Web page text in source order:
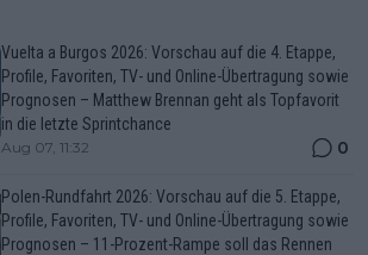
Vuelta a Burgos 2026: Vorschau auf die 4. Etappe,
Profile, Favoriten, TV- und Online-Übertragung sowie
Prognosen – Matthew Brennan geht als Topfavorit
in die letzte Sprintchance
Aug 07, 11:32 0
Polen-Rundfahrt 2026: Vorschau auf die 5. Etappe,
Profile, Favoriten, TV- und Online-Übertragung sowie
Prognosen – 11-Prozent-Rampe soll das Rennen